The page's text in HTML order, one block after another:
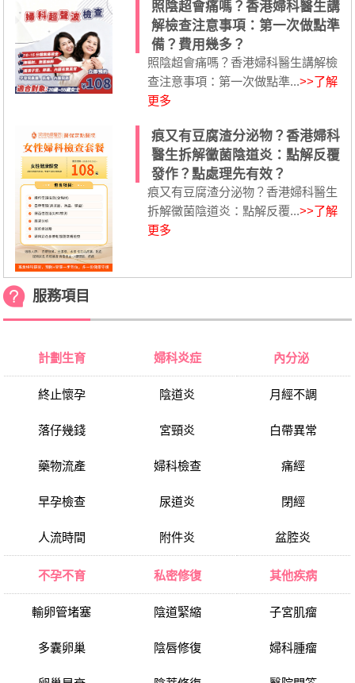
照陰超會痛嗎？香港婦科醫生講
解檢查注意事項：第一次做點準
備？費用幾多？
照陰超會痛嗎？香港婦科醫生講解檢
查注意事項：第一次做點準...>>了解
更多
痕又有豆腐渣分泌物？香港婦科
醫生拆解黴菌陰道炎：點解反覆
發作？點處理先有效？
痕又有豆腐渣分泌物？香港婦科醫生
拆解黴菌陰道炎：點解反覆...>>了解
更多
服務項目
計劃生育
終止懷孕
落仔幾錢
藥物流產
早孕檢查
人流時間
婦科炎症
陰道炎
宮頸炎
婦科檢查
尿道炎
附件炎
內分泌
月經不調
白帶異常
痛經
閉經
盆腔炎
不孕不育
輸卵管堵塞
多囊卵巢
私密修復
陰道緊縮
陰唇修復
其他疾病
子宮肌瘤
婦科腫瘤